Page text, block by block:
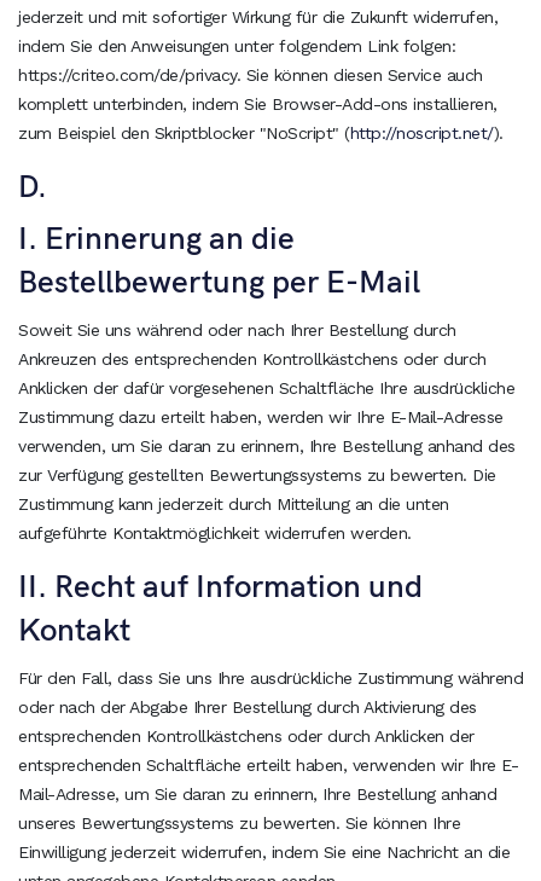
jederzeit und mit sofortiger Wirkung für die Zukunft widerrufen,
indem Sie den Anweisungen unter folgendem Link folgen:
https://criteo.com/de/privacy. Sie können diesen Service auch
komplett unterbinden, indem Sie Browser-Add-ons installieren,
zum Beispiel den Skriptblocker "NoScript" (http://noscript.net/).
D.
I. Erinnerung an die
Bestellbewertung per E-Mail
Soweit Sie uns während oder nach Ihrer Bestellung durch
Ankreuzen des entsprechenden Kontrollkästchens oder durch
Anklicken der dafür vorgesehenen Schaltfläche Ihre ausdrückliche
Zustimmung dazu erteilt haben, werden wir Ihre E-Mail-Adresse
verwenden, um Sie daran zu erinnern, Ihre Bestellung anhand des
zur Verfügung gestellten Bewertungssystems zu bewerten. Die
Zustimmung kann jederzeit durch Mitteilung an die unten
aufgeführte Kontaktmöglichkeit widerrufen werden.
II. Recht auf Information und
Kontakt
Für den Fall, dass Sie uns Ihre ausdrückliche Zustimmung während
oder nach der Abgabe Ihrer Bestellung durch Aktivierung des
entsprechenden Kontrollkästchens oder durch Anklicken der
entsprechenden Schaltfläche erteilt haben, verwenden wir Ihre E-
Mail-Adresse, um Sie daran zu erinnern, Ihre Bestellung anhand
unseres Bewertungssystems zu bewerten. Sie können Ihre
Einwilligung jederzeit widerrufen, indem Sie eine Nachricht an die